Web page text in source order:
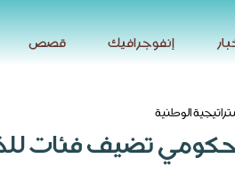
إنفوجرافيك قصص
الوطنية
الحكومي تضيف فئات